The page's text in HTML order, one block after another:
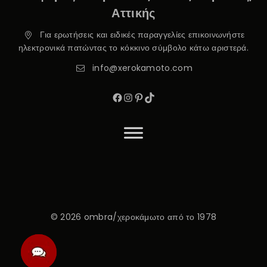
Αττικής
Για ερωτήσεις και ειδικές παραγγελίες επικοινωνήστε
ηλεκτρονικά πατώντας το κόκκινο σύμβολο κάτω αριστερά.
info@xerokamoto.com
© 2026 ombra/χεροκάμωτο από το 1978